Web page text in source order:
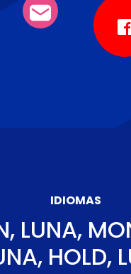
IDIOMAS
LUNA,
HOLD,